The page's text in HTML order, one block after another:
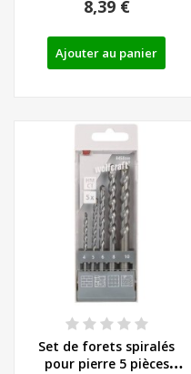
8,39 €
Ajouter au panier
Set de forets spiralés
pour pierre 5 pièces